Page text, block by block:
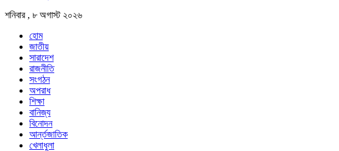
শনিবার , ৮ অগাস্ট ২০২৬
হোম
জাতীয়
সারাদেশ
রাজনীতি
সংগঠন
অপরাধ
শিক্ষা
বানিজ্য
বিনোদন
আর্ন্তজাতিক
খেলাধুলা